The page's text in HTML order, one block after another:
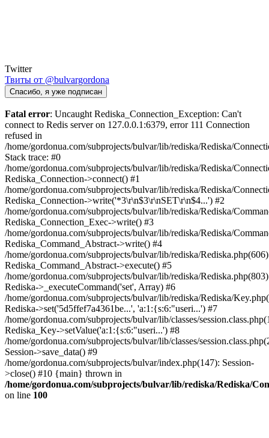
Twitter
Твиты от @bulvargordona
Спасибо, я уже подписан
Fatal error: Uncaught Rediska_Connection_Exception: Can't
connect to Redis server on 127.0.0.1:6379, error 111 Connection
refused in
/home/gordonua.com/subprojects/bulvar/lib/rediska/Rediska/
Stack trace: #0
/home/gordonua.com/subprojects/bulvar/lib/rediska/Rediska/
Rediska_Connection->connect() #1
/home/gordonua.com/subprojects/bulvar/lib/rediska/Rediska/
Rediska_Connection->write('*3\r\n$3\r\nSET\r\n$4...') #2
/home/gordonua.com/subprojects/bulvar/lib/rediska/Rediska/
Rediska_Connection_Exec->write() #3
/home/gordonua.com/subprojects/bulvar/lib/rediska/Rediska/
Rediska_Command_Abstract->write() #4
/home/gordonua.com/subprojects/bulvar/lib/rediska/
Rediska_Command_Abstract->execute() #5
/home/gordonua.com/subprojects/bulvar/lib/rediska/
Rediska->_executeCommand('set', Array) #6
/home/gordonua.com/subprojects/bulvar/lib/rediska/Rediska/
Rediska->set('5d5ffef7a4361be...', 'a:1:{s:6:"useri...') #7
/home/gordonua.com/subprojects/bulvar/lib/classes/
Rediska_Key->setValue('a:1:{s:6:"useri...') #8
/home/gordonua.com/subprojects/bulvar/lib/classes/
Session->save_data() #9
/home/gordonua.com/subprojects/bulvar/index.php(147): Session-
>close() #10 {main} thrown in
/home/gordonua.com/subprojects/bulvar/lib/rediska/Rediska/
on line 100